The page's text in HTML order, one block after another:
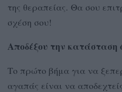
της θεραπείας. Θα σου
σχέση σου!
Αποδέξου την κατάσταση
Το πρώτο βήμα για να
αγαπάς είναι να